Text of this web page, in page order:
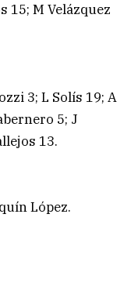
15; M Velázquez
3; L Solís 19; A
5; J
13.
López.